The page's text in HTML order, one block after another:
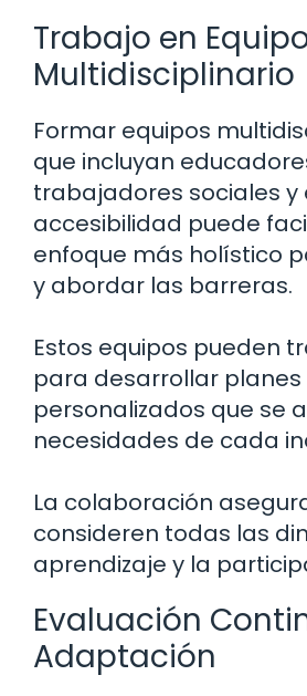
Trabajo en
Multidisciplinario
Formar equipos
que incluyan
trabajadores sociales y
accesibilidad puede
enfoque más holístico
y abordar las barreras.
Estos equipos pueden
para desarrollar planes
personalizados que se
necesidades de cada
La colaboración
consideren todas las
aprendizaje y la
Evaluación
Adaptación